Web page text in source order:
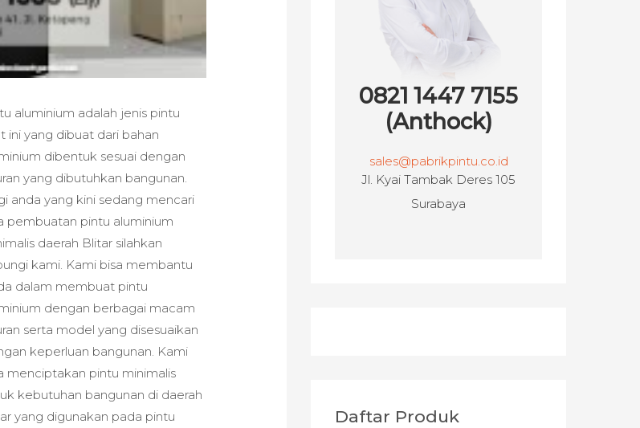
aluminium adalah jenis pintu
ini yang dibuat dari bahan
dibentuk sesuai dengan
yang dibutuhkan bangunan.
anda yang kini sedang mencari
pembuatan pintu aluminium
daerah Blitar silahkan
kami. Kami bisa membantu
dalam membuat pintu
dengan berbagai macam
serta model yang disesuaikan
keperluan bangunan. Kami
menciptakan pintu minimalis
kebutuhan bangunan di daerah
yang digunakan pada pintu
0821 1447 7155
(Anthock)
sales@pabrikpintu.co.id
Jl. Kyai Tambak Deres 105
Surabaya
Daftar Produk